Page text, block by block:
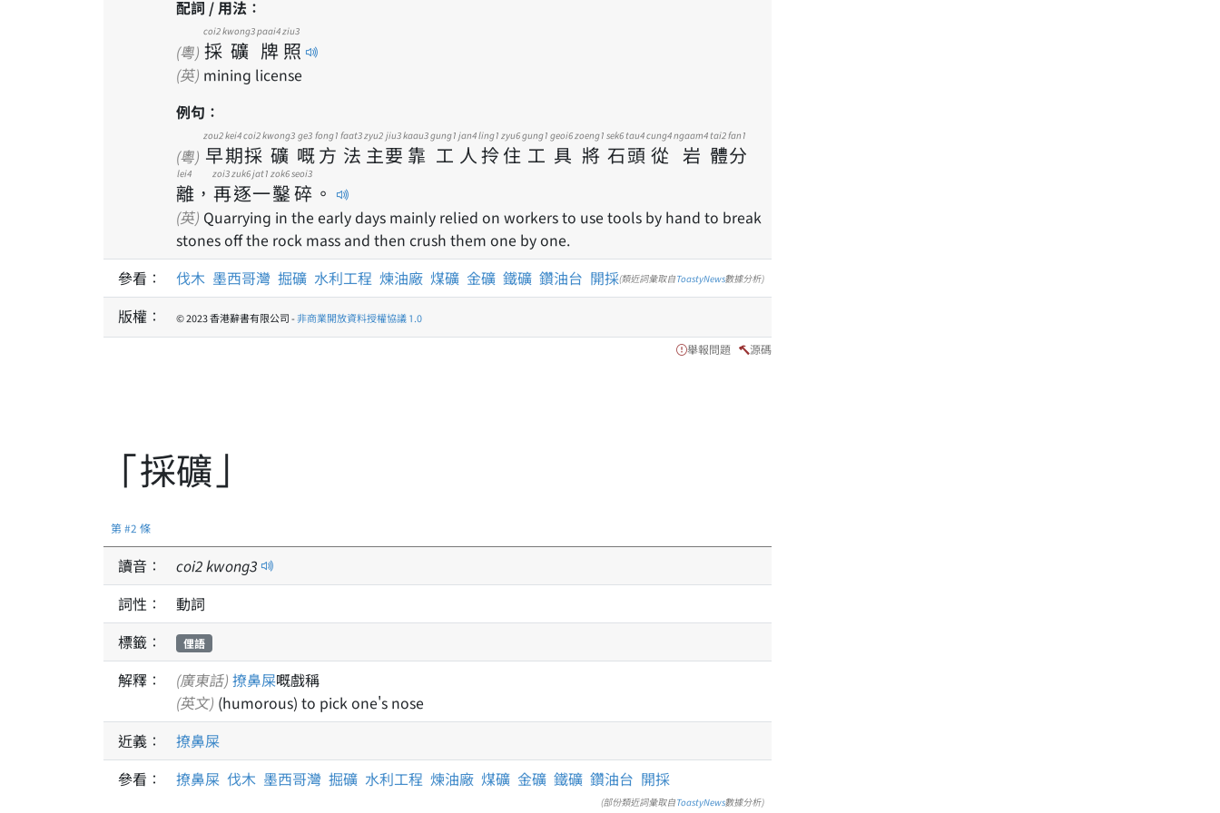
配詞 / 用法：
(粵) 採
coi2
礦
kwong3
牌
paai4
照
ziu3
(英) mining license
例句：
(粵) 早
zou2
期
kei4
採
coi2
礦
kwong3
嘅
ge3
方
fong1
法
faat3
主
zyu2
要
jiu3
靠
kaau3
工
gung1
人
jan4
拎
ling1
住
zyu6
工
gung1
具
geoi6
將
zoeng1
石
sek6
頭
tau4
從
cung4
岩
ngaam4
體
tai2
分
fan1
離
lei4
， 再
zoi3
逐
zuk6
一
jat1
鑿
zok6
碎
seoi3
。
(英) Quarrying in the early days mainly relied on workers to use tools by hand to break
stones off the rock mass and then crush them one by one.
參看：
伐木 墨西哥灣 掘礦 水利工程 煉油廠 煤礦 金礦 鐵礦 鑽油台 開採(類近詞彙取自ToastyNews數據分析)
版權： © 2023 香港辭書有限公司 -非商業開放資料授權協議 1.0
舉報問題 源碼
「採礦」
第 #2 條
讀音： coi2kwong3
詞性：
動詞
標籤：
俚語
解釋： (廣東話) 撩鼻屎嘅戲稱
(英文) (humorous) to pick one's nose
近義：
撩鼻屎
參看：
撩鼻屎 伐木 墨西哥灣 掘礦 水利工程 煉油廠 煤礦 金礦 鐵礦 鑽油台 開採
(部份類近詞彙取自ToastyNews數據分析)